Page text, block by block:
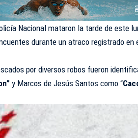
Nacionalmataron la tarde de este
durante un atraco registrado en
por diversos robos fueron
y Marcos de Jesús Santos como “